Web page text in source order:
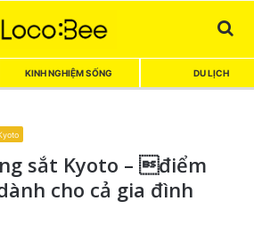
KINH NGHIỆM SỐNG DU LỊCH
sắt Kyoto – điểm
cho cả gia đình